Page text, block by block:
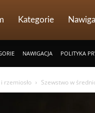
Kategorie
NAWIGACJA POLITYKA
rzemiosło Szewstwo w